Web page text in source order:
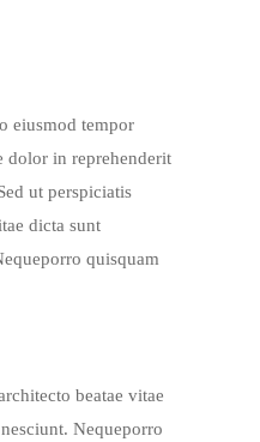
eiusmod tempor
dolor in reprehenderit
ut perspiciatis
dicta sunt
quisquam
beatae vitae
Nequeporro